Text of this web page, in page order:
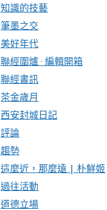
知識的技藝
筆墨之交
美好年代
聯經圍爐 · 編輯開箱
聯經書訊
茶金歲月
西安封城日記
評論
趨勢
這麼近，那麼遠 | 朴鮮姬
過往活動
道德立場